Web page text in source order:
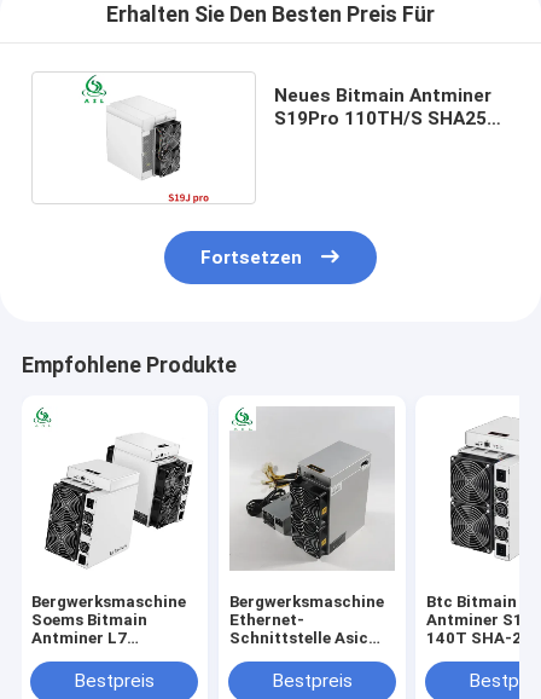
Erhalten Sie Den Besten Preis Für
Neues Bitmain Antminer
S19Pro 110TH/S SHA256
Fortsetzen
Empfohlene Produkte
Bergwerksmaschine
Soems Bitmain
Antminer L7
3450W Litecoin
Bestpreis
Bergwerksmaschine
Ethernet-
Schnittstelle Asic
110. BTC SHA256
Asic
Bestpreis
Btc Bitmain
Antminer S19
140T SHA-256
110t s19j 104t
Bergmann